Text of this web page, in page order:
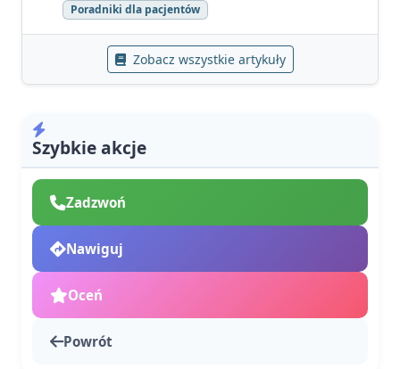
Poradniki dla pacjentów
Zobacz wszystkie artykuły
Szybkie akcje
Zadzwoń
Nawiguj
Oceń
Powrót